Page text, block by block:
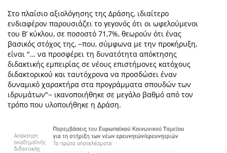
Στο πλαίσιο αξιολόγησης της Δράσης, ιδιαίτερο
ενδιαφέρον παρουσιάζει το γεγονός ότι οι ωφελούμενοι
του Β’ κύκλου, σε ποσοστό 71,7%, θεωρούν ότι ένας
βασικός στόχος της, −που, σύμφωνα με την προκήρυξη,
είναι "… να προσφέρει τη δυνατότητα απόκτησης
διδακτικής εμπειρίας σε νέους επιστήμονες κατόχους
διδακτορικού και ταυτόχρονα να προσδώσει έναν
δυναμικό χαρακτήρα στα προγράμματα σπουδών των
ιδρυμάτων"− ικανοποιήθηκε σε μεγάλο βαθμό από τον
τρόπο που υλοποιήθηκε η Δράση.